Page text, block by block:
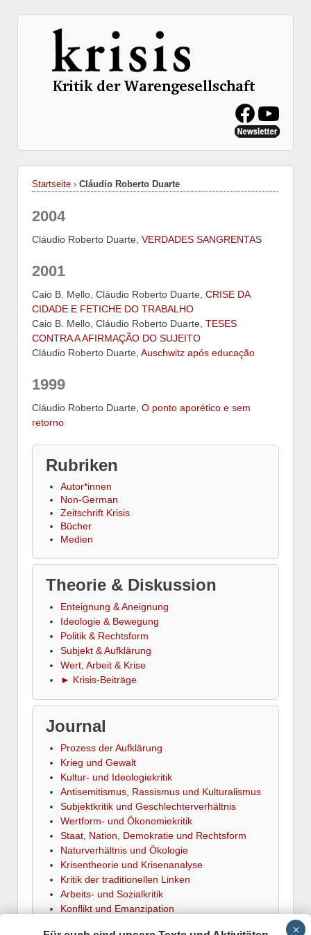
Startseite › Cláudio Roberto Duarte
2004
Cláudio Roberto Duarte, VERDADES SANGRENTAS
2001
Caio B. Mello, Cláudio Roberto Duarte, CRISE DA
CIDADE E FETICHE DO TRABALHO
Caio B. Mello, Cláudio Roberto Duarte, TESES
CONTRA A AFIRMAÇÃO DO SUJEITO
Cláudio Roberto Duarte, Auschwitz após educação
1999
Cláudio Roberto Duarte, O ponto aporético e sem
retorno
Rubriken
Autor*innen
Non-German
Zeitschrift Krisis
Bücher
Medien
Theorie & Diskussion
Enteignung & Aneignung
Ideologie & Bewegung
Politik & Rechtsform
Subjekt & Aufklärung
Wert, Arbeit & Krise
► Krisis-Beiträge
Journal
Prozess der Aufklärung
Krieg und Gewalt
Kultur- und Ideologiekritik
Antisemitismus, Rassismus und Kulturalismus
Subjektkritik und Geschlechterverhältnis
Wertform- und Ökonomiekritik
Staat, Nation, Demokratie und Rechtsform
Naturverhältnis und Ökologie
Krisentheorie und Krisenanalyse
Kritik der traditionellen Linken
Arbeits- und Sozialkritik
Konflikt und Emanzipation